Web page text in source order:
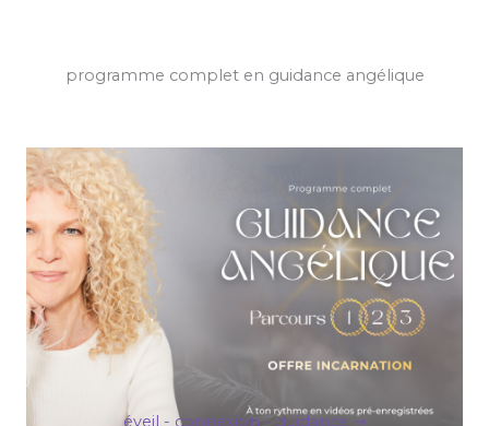
programme complet en guidance angélique
éveil - connexion - guidance ⇢